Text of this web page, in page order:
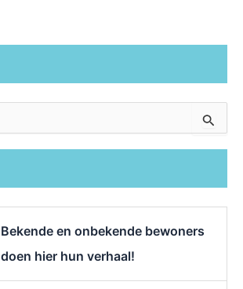
Bekende en onbekende bewoners
doen hier hun verhaal!